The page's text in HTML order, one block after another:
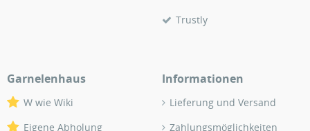
Trustly
Garnelenhaus
W wie Wiki
Eigene Abholung
Informationen
Lieferung und Versand
Zahlungsmöglichkeiten